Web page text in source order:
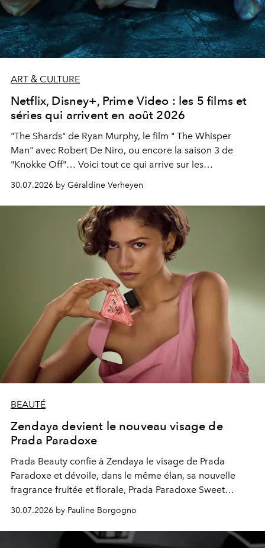
ART & CULTURE
Netflix, Disney+, Prime Video : les 5 films et
séries qui arrivent en août 2026
"The Shards" de Ryan Murphy, le film " The Whisper
Man" avec Robert De Niro, ou encore la saison 3 de
"Knokke Off"… Voici tout ce qui arrive sur les
30.07.2026 by Géraldine Verheyen
BEAUTÉ
Zendaya devient le nouveau visage de
Prada Paradoxe
Prada Beauty confie à Zendaya le visage de Prada
Paradoxe et dévoile, dans le même élan, sa nouvelle
fragrance fruitée et florale, Prada Paradoxe Sweet
30.07.2026 by Pauline Borgogno